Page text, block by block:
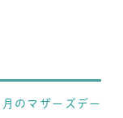
のマザーズデー